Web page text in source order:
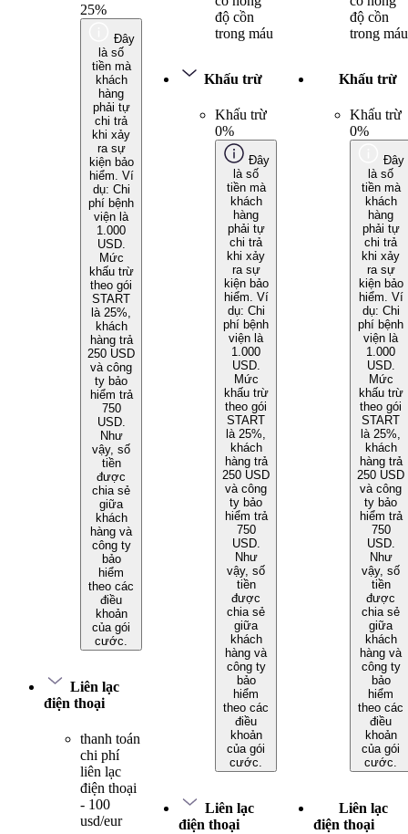
25%
Đây
là số
tiền mà
khách
hàng
phải tự
chi trả
khi xảy
ra sự
kiện bảo
hiểm. Ví
dụ: Chi
phí bệnh
viện là
1.000
USD.
Mức
khấu trừ
theo gói
START
là 25%,
khách
hàng trả
250 USD
và công
ty bảo
hiểm trả
750
USD.
Như
vậy, số
tiền
được
chia sẻ
giữa
khách
hàng và
công ty
bảo
hiểm
theo các
điều
khoản
của gói
cước.
Liên lạc
điện thoại
thanh toán
chi phí
liên lạc
điện thoại
- 100
usd/eur
độ cồn
trong máu
Khấu trừ
Khấu trừ
0%
Đây
là số
tiền mà
khách
hàng
phải tự
chi trả
khi xảy
ra sự
kiện bảo
hiểm. Ví
dụ: Chi
phí bệnh
viện là
1.000
USD.
Mức
khấu trừ
theo gói
START
là 25%,
khách
hàng trả
250 USD
và công
ty bảo
hiểm trả
750
USD.
Như
vậy, số
tiền
được
chia sẻ
giữa
khách
hàng và
công ty
bảo
hiểm
theo các
điều
khoản
của gói
cước.
Liên lạc
điện thoại
độ cồn
trong máu
Khấu trừ
Khấu trừ
0%
Đây
là số
tiền mà
khách
hàng
phải tự
chi trả
khi xảy
ra sự
kiện bảo
hiểm. Ví
dụ: Chi
phí bệnh
viện là
1.000
USD.
Mức
khấu trừ
theo gói
START
là 25%,
khách
hàng trả
250 USD
và công
ty bảo
hiểm trả
750
USD.
Như
vậy, số
tiền
được
chia sẻ
giữa
khách
hàng và
công ty
bảo
hiểm
theo các
điều
khoản
của gói
cước.
Liên lạc
điện thoại